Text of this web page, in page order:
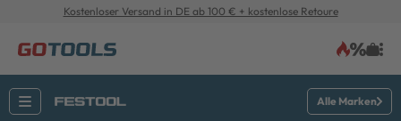
Kostenloser Versand in DE ab 100 € + kostenlose Retoure
Alle Marken